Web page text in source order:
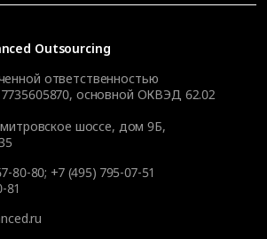
Outsourcing
ответственностью
основной ОКВЭД 62.02
шоссе, дом 9Б,
80-80; +7 (495) 795-07-51
81